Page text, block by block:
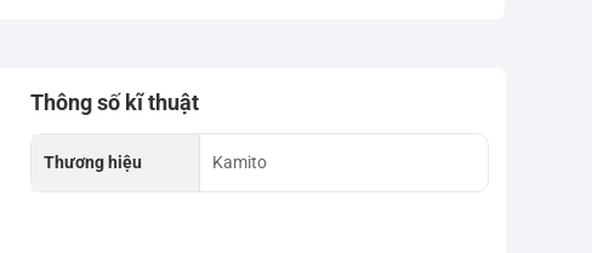
Thông số kĩ thuật
Thương hiệu Kamito